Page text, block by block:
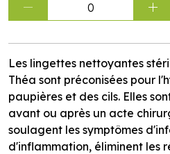
0
Les lingettes nettoyantes
Théa sont préconisées pour
paupières et des cils. Elles
avant ou après un acte
soulagent les symptômes
d'inflammation, éliminent les